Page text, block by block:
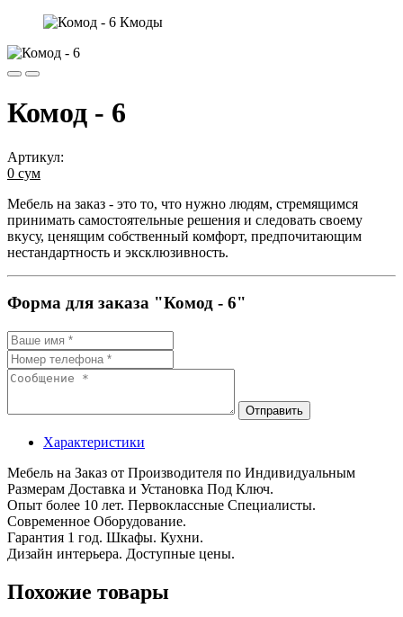
Комод - 6
Артикул:
0 сум
Мебель на заказ - это то, что нужно людям, стремящимся
принимать самостоятельные решения и следовать своему
вкусу, ценящим собственный комфорт, предпочитающим
нестандартность и эксклюзивность.
Форма для заказа "Комод - 6"
Отправить
Характеристики
Мебель на Заказ от Производителя по Индивидуальным
Размерам Доставка и Установка Под Ключ.
Опыт более 10 лет. Первоклассные Специалисты.
Современное Оборудование.
Гарантия 1 год. Шкафы. Кухни.
Дизайн интерьера. Доступные цены.
Похожие товары